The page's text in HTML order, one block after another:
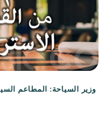
وزير السياحة: المطاعم